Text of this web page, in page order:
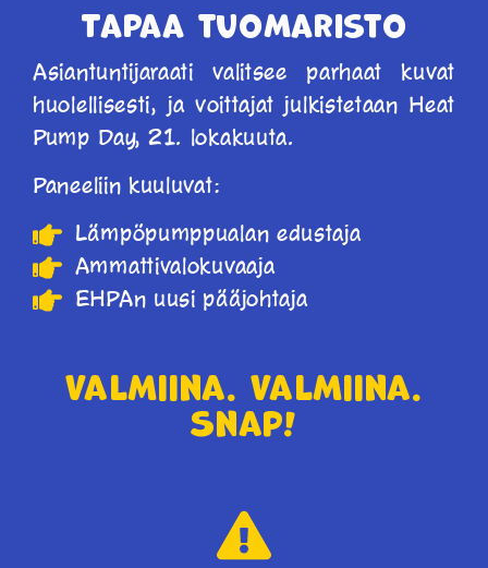
Tapaa tuomaristo
Asiantuntijaraati valitsee parhaat kuvat
huolellisesti, ja voittajat julkistetaan Heat
Pump Day, 21. lokakuuta.
Paneeliin kuuluvat:
Lämpöpumppualan edustaja
Ammattivalokuvaaja
EHPAn uusi pääjohtaja
Valmiina. Valmiina.
Snap!